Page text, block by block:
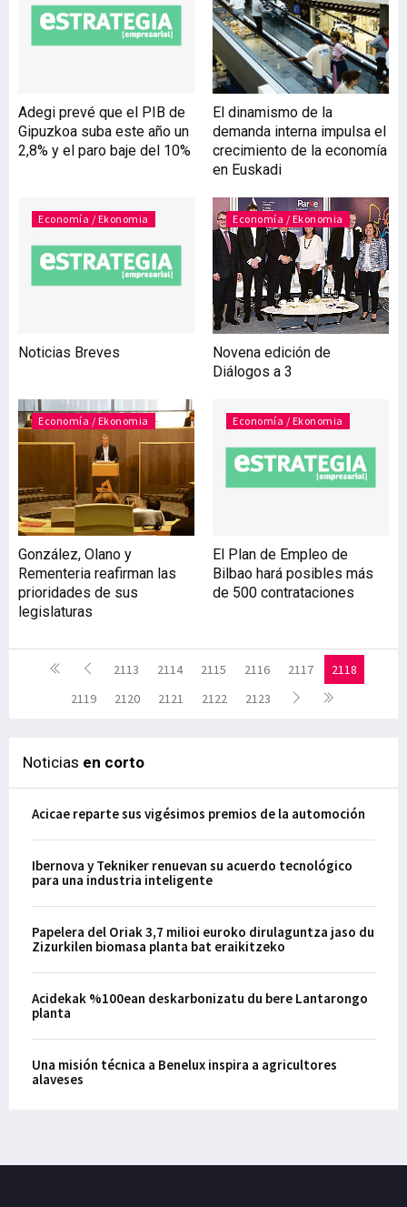
Gestión Avanzada, los
actos de la primera
semana se concentrarán
en el Palacio Euskalduna
de Bilbao bajo el formato
de congreso. Cada uno de
los días estará dedicado a
uno de los elementos del
Modelo de Gestión
Avanzada: Estrategia,
Personas, Clientes,
Sociedad e Innovación
Posteriorment
Adegi prevé que el PIB de
Gipuzkoa suba este año un
2,8% y el paro baje del 10%
El dinamismo de la
demanda interna impulsa el
crecimiento de la economía
en Euskadi
Economía / Ekonomia
Noticias Breves
Economía / Ekonomia
Novena edición de
Diálogos a 3
Economía / Ekonomia
González, Olano y
Rementeria reafirman las
prioridades de sus
legislaturas
Economía / Ekonomia
El Plan de Empleo de
Bilbao hará posibles más
de 500 contrataciones
2113 2114 2115 2116 2117
2118
2119
2120 2121 2122 2123
Noticias en corto
Acicae reparte sus vigésimos premios de la automoción
Ibernova y Tekniker renuevan su acuerdo tecnológico
para una industria inteligente
Papelera del Oriak 3,7 milioi euroko dirulaguntza jaso du
Zizurkilen biomasa planta bat eraikitzeko
Acidekak %100ean deskarbonizatu du bere Lantarongo
planta
Una misión técnica a Benelux inspira a agricultores
alaveses